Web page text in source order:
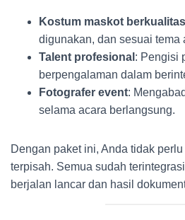
Kostum maskot berkualitas
digunakan, dan sesuai tema
Talent profesional : Pengisi
berpengalaman dalam
Fotografer event:
selama acara berlangsung.
Dengan paket ini, Anda tidak
terpisah. Semua sudah
berjalan lancar dan hasil